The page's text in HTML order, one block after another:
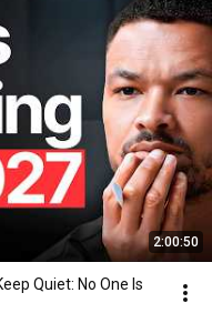
2:00:50
Quiet: No One Is